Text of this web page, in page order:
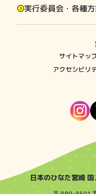
実行委員会・各種
サイトマッ
アクセシビリ
日本のひなた宮崎